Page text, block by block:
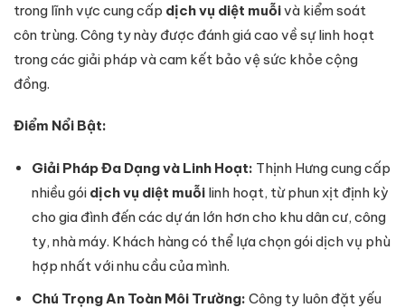
trong lĩnh vực cung cấp dịch vụ diệt muỗivà kiểm soát
côn trùng. Công ty này được đánh giá cao về sự linh hoạt
trong các giải pháp và cam kết bảo vệ sức khỏe cộng
đồng.
Điểm Nổi Bật:
Giải Pháp Đa Dạng và Linh Hoạt: Thịnh Hưng cung cấp
nhiều gói dịch vụ diệt muỗilinh hoạt, từ phun xịt định kỳ
cho gia đình đến các dự án lớn hơn cho khu dân cư, công
ty, nhà máy. Khách hàng có thể lựa chọn gói dịch vụ phù
hợp nhất với nhu cầu của mình.
Chú Trọng An Toàn Môi Trường: Công ty luôn đặt yếu